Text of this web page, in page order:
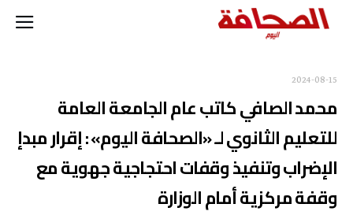
2024-08-15
محمد الصافي كاتب عام الجامعة العامة
للتعليم الثانوي لـ «الصحافة اليوم» : إقرار مبدإ
الإضراب وتنفيذ وقفات احتجاجية جهوية مع
وقفة مركزية أمام الوزارة